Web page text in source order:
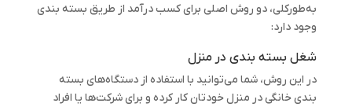
به‌طورکلی، دو روش اصلی برای کسب درآمد از طریق بسته بندی
وجود دارد:
شغل بسته بندی در منزل
در این روش، شما می‌توانید با استفاده از دستگاه‌های بسته
بندی خانگی در منزل خودتان کار کرده و برای شرکت‌ها یا افراد